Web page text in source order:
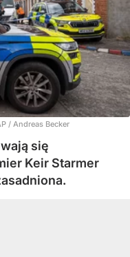
/ Andreas Becker
się
Keir Starmer